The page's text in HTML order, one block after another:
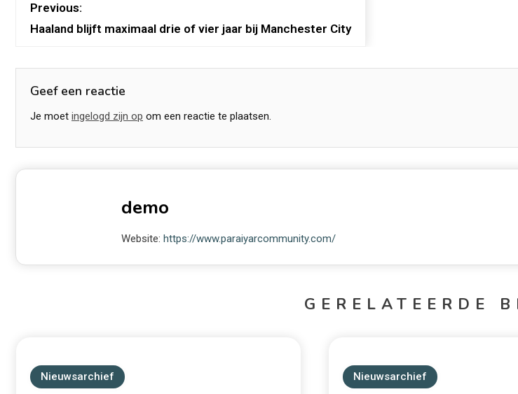
Previous:
Haaland blijft maximaal drie of vier jaar bij Manchester City
Geef een reactie
Je moet ingelogd zijn op om een reactie te plaatsen.
demo
Website: https://www.paraiyarcommunity.com/
GERELATEERDE
Nieuwsarchief Nieuwsarchief